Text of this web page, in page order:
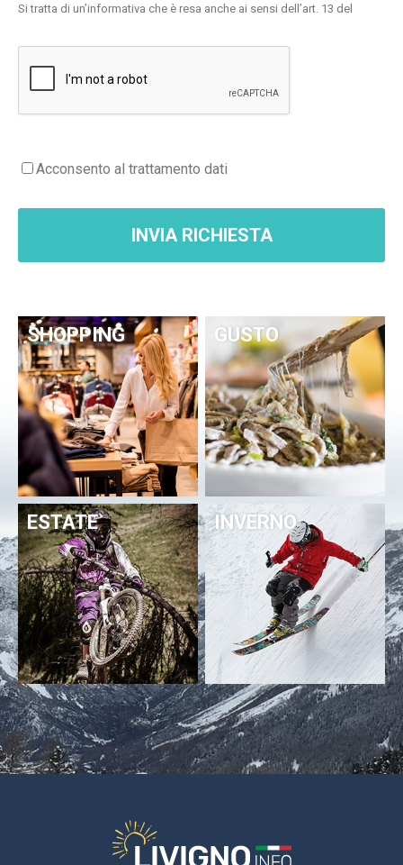
Si tratta di un’informativa che è resa anche ai sensi dell’art. 13 del
per la Protezione dei Dati Personali” ovvero “RGPD”) a coloro che
Il sito sopra indicato è di titolarità di Longa Net Service S.r.l., Via Olta 78
23041 Livigno SO, Italia e Appdigitali S.r.l., Via Caimi 38/A 23100,
esclusivamente per il sito sopra menzionato e non anche per altri siti
consultati dall’utente tramite appositi link.
e/o compilare qualunque modulo elettronico presente sul sito stesso.
Qualora agli utenti/visitatori sia richiesto, per accedere a determinati
servizi, di conferire propri dati personali, sarà previamente rilasciata,
nelle pagine relative ai singoli servizi, apposita e dettagliata
Informativa sul relativo trattamento ai sensi dell’art. 13 del RGPD la
quale specificherà le modalità, le finalità ed i limiti del trattamento
stesso.
1. Titolare del trattamento
Il Titolare del trattamento dei dati è Longa Net Service S.r.l., Via Olta 78
23041 Livigno SO, Italia email: info@longa.it e Appdigitali S.r.l., Via
Caimi 38/A 23100, Sondrio SO, Italia, email: info@appdigitali.it
2. Tipologia di dati trattati finalità e base giuridica del
trattamento
2.1. Dati di navigazione
I sistemi informatici e le procedure software preposte al
funzionamento di questo sito acquisiscono, nel normale esercizio,
alcuni dati personali che vengono poi trasmessi implicitamente
nell’uso dei protocolli di comunicazione Internet.
Si tratta di informazioni che per loro natura potrebbero, mediante
associazioni ed elaborazioni con dati detenuti da terzi, permettere di
Questi dati vengono utilizzati al solo fine di ricavare informazioni di
tipo statistico (quindi sono anonimi) e per controllare il corretto
Acconsento al trattamento dati
INVIA RICHIESTA
SHOPPING GUSTO
ESTATE INVERNO